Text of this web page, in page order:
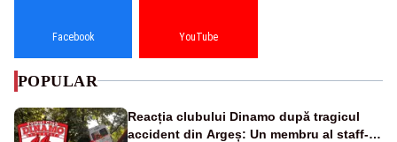
Facebook YouTube
POPULAR
Reacția clubului Dinamo după tragicul
accident din Argeș: Un membru al staff-